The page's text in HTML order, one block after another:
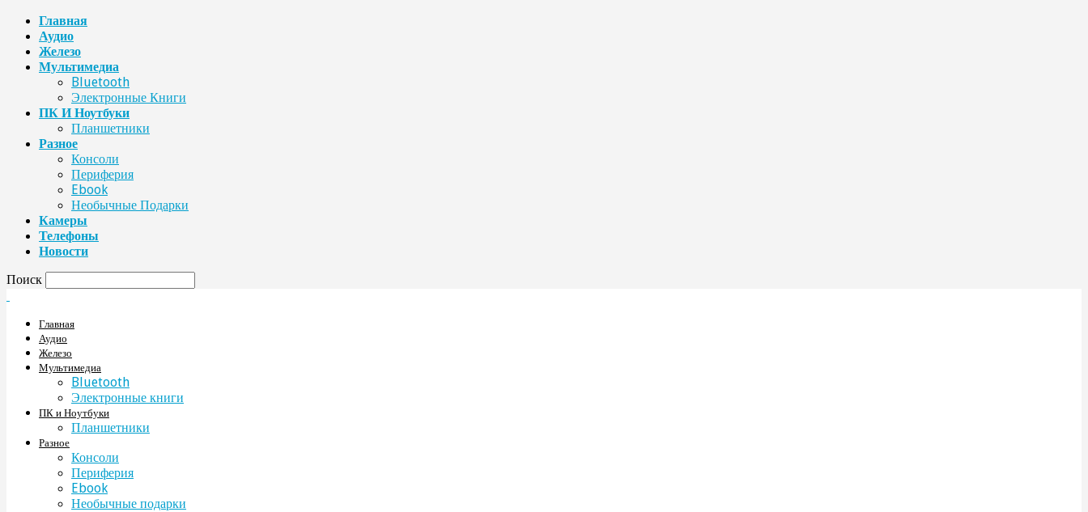
Главная
Аудио
Железо
Мультимедиа
Bluetooth
Электронные Книги
ПК И Ноутбуки
Планшетники
Разное
Консоли
Периферия
Ebook
Необычные Подарки
Камеры
Телефоны
Новости
Поиск
Главная
Аудио
Железо
Мультимедиа
Bluetooth
Электронные книги
ПК и Ноутбуки
Планшетники
Разное
Консоли
Периферия
Ebook
Необычные подарки